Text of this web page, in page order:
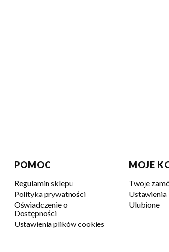
POMOC
Regulamin sklepu
Polityka prywatności
Oświadczenie o
Dostępności
Ustawienia plików cookies
MOJE
Twoje
Ustawienia
Ulubione